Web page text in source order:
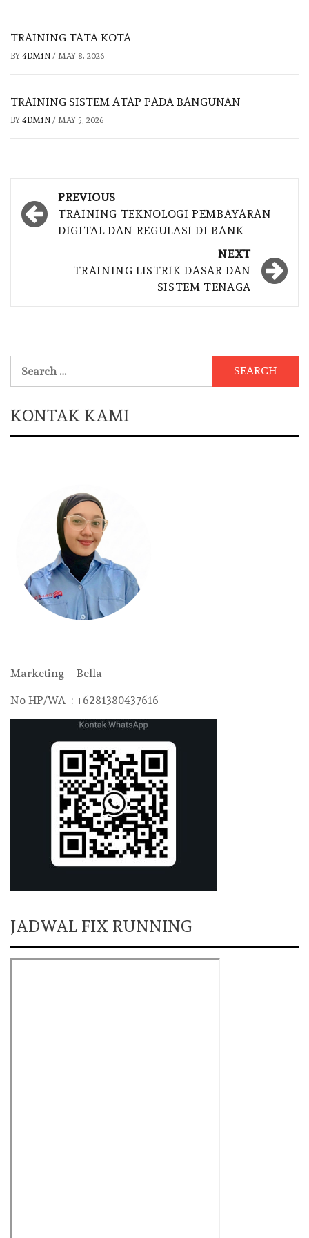
TRAINING TATA KOTA
BY 4DM1N / MAY 8, 2026
TRAINING SISTEM ATAP PADA BANGUNAN
BY 4DM1N / MAY 5, 2026
Post
navigation
PREVIOUS
TRAINING TEKNOLOGI PEMBAYARAN
DIGITAL DAN REGULASI DI BANK
NEXT
TRAINING LISTRIK DASAR DAN
SISTEM TENAGA
for:
KONTAK KAMI
Marketing – Bella
No HP/WA : +6281380437616
JADWAL FIX RUNNING